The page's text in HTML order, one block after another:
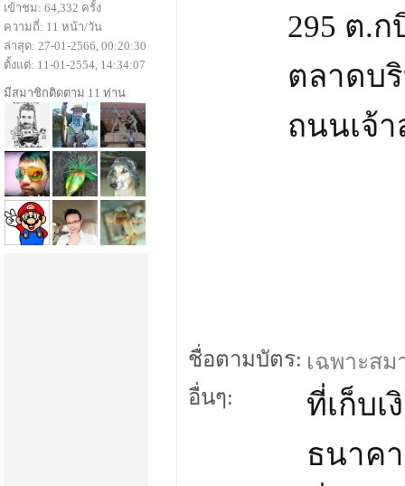
295 ต.
ตลาดบ
ถนนเจ้า
ชื่อตามบัตร: เฉพาะส
อื่นๆ:
ที่เก็บเ
ธนาค
เข้าชม: 64,332 ครั้ง
ความถี่: 11 หน้า/วัน
ล่าสุด: 27-01-2566, 00:20:30
ตั้งแต่: 11-01-2554, 14:34:07
มีสมาชิกติดตาม 11 ท่าน